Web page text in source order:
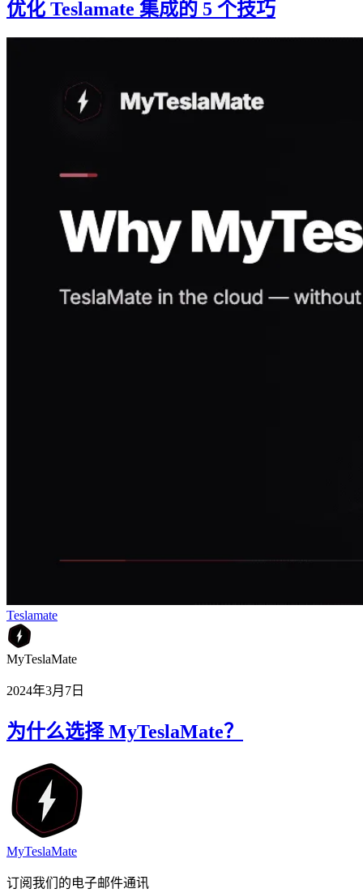
优化 Teslamate 集成的 5 个技巧
Teslamate
MyTeslaMate
2024年3月7日
为什么选择 MyTeslaMate？
MyTeslaMate
订阅我们的电子邮件通讯